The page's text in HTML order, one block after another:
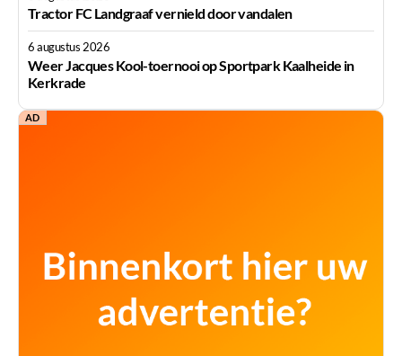
Tractor FC Landgraaf vernield door vandalen
6 augustus 2026
Weer Jacques Kool-toernooi op Sportpark Kaalheide in
Kerkrade
AD